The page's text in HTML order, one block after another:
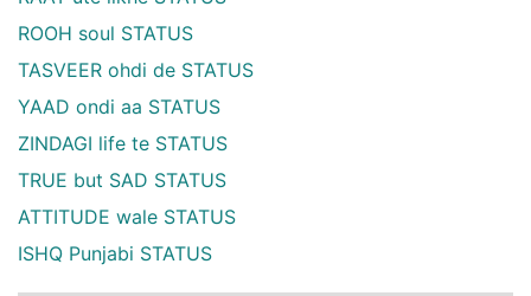
ROOH soul STATUS
TASVEER ohdi de STATUS
YAAD ondi aa STATUS
ZINDAGI life te STATUS
TRUE but SAD STATUS
ATTITUDE wale STATUS
ISHQ Punjabi STATUS